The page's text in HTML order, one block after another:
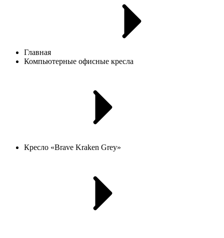
Главная
Компьютерные офисные кресла
Кресло «Brave Kraken Grey»